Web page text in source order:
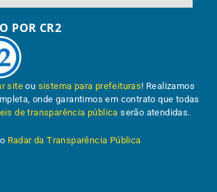
POR CR2
site ou sistema para prefeituras! Realizamos
onde garantimos em contrato que todas
leis de transparência pública serão atendidas.
Radar da Transparência Pública